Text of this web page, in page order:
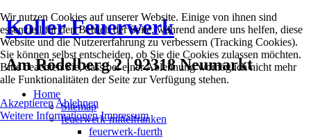
Koller Feuerwerk
Am Rödelberg 2 | 92318 Neumarkt
Home
Sitemap
feuerwerk-mittelfranken
feuerwerk-fuerth
Wir nutzen Cookies auf unserer Website. Einige von ihnen sind
essenziell für den Betrieb der Seite, während andere uns helfen, diese
Website und die Nutzererfahrung zu verbessern (Tracking Cookies).
Sie können selbst entscheiden, ob Sie die Cookies zulassen möchten.
Bitte beachten Sie, dass bei einer Ablehnung womöglich nicht mehr
alle Funktionalitäten der Seite zur Verfügung stehen.
AkzeptierenAblehnen
Weitere Informationen Impressum